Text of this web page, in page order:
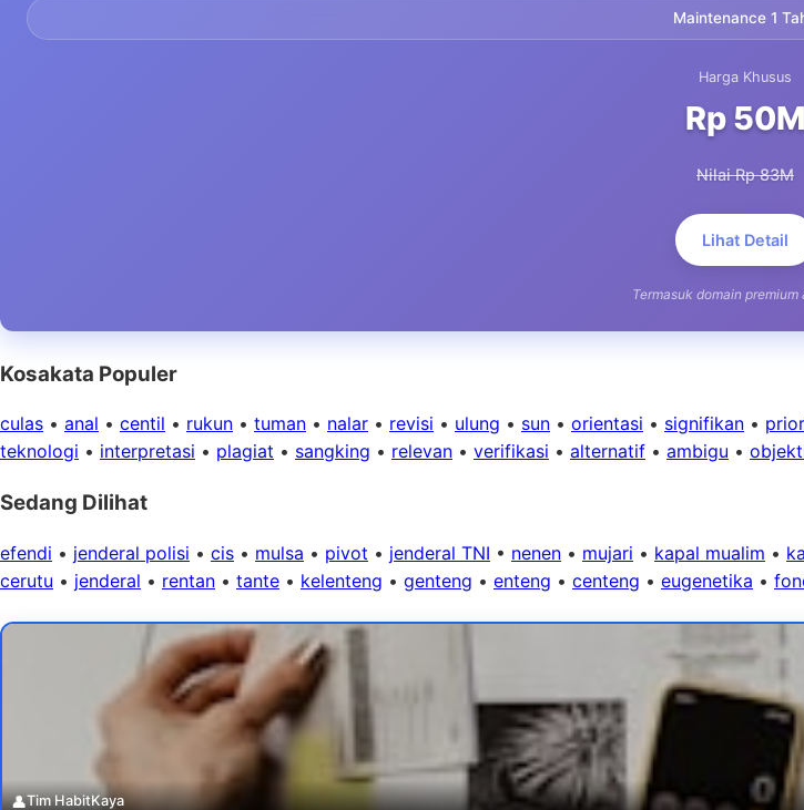
Maintenance 1
Harga Khusus
Rp 50M
Nilai Rp 83M
Lihat Detail
Termasuk domain premium
Kosakata Populer
culas • anal • centil • rukun • tuman • nalar • revisi • ulung • sun • orientasi • signifikan •
teknologi • interpretasi • plagiat • sangking • relevan • verifikasi • alternatif • ambigu •
Sedang Dilihat
efendi • jenderal polisi • cis • mulsa • pivot • jenderal TNI • nenen • mujari • kapal mualim •
cerutu • jenderal • rentan • tante • kelenteng • genteng • enteng • centeng • eugenetika •
👤Tim HabitKaya